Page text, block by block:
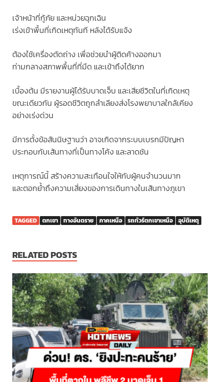
เจ้าหน้าที่กู้ภัย และหน่วยฉุกเฉิน
เร่งเข้าพื้นที่เกิดเหตุทันที หลังได้รับแจ้ง
ต้องใช้เครื่องตัดถ่าง เพื่อช่วยนำผู้ติดค้างออกมา
ท่ามกลางสภาพพื้นที่ที่มืด และเข้าถึงได้ยาก
เบื้องต้น มีรายงานผู้ได้รับบาดเจ็บ และเสียชีวิตในที่เกิดเหตุ
ขณะเดียวกัน ผู้รอดชีวิตถูกลำเลียงส่งโรงพยาบาลใกล้เคียง
อย่างเร่งด่วน
มีการตั้งข้อสันนิษฐานว่า อาจเกิดจากระบบเบรกมีปัญหา
ประกอบกับเส้นทางที่เป็นทางโค้ง และลาดชัน
เหตุการณ์นี้ สร้างความสะเทือนใจให้กับผู้คนจำนวนมาก
และตอกย้ำถึงความเสี่ยงของการเดินทางในเส้นทางภูเขา
TAGGED ตกเขา ทางอันตราย ภาคเหนือ รถทัวร์ตกเขาเหนือ อุบัติเหตุ
RELATED POSTS